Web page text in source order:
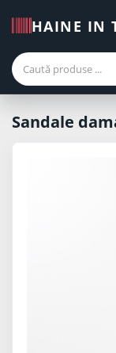
HAINE IN
Sandale